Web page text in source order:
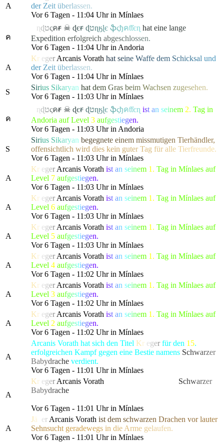
A
der Zeit überlassen.
Vor 6 Tagen - 11:04 Uhr in Mínlaes
ค
ɳɖטςคꞧ ☠ ɖєꞧ ɖטɳӄɭє ֆςђคƭƭєɳ hat eine lange
Expedition erfolgreich abgeschlossen.
Vor 6 Tagen - 11:04 Uhr in Andoria
A
Kr eger Arcanis Vorath hat seine Waffe dem Schicksal und
der Zeit überlassen.
Vor 6 Tagen - 11:04 Uhr in Mínlaes
S
Sirius Sikaryan hat dem Gras beim Wachsen zugesehen.
Vor 6 Tagen - 11:03 Uhr in Mínlaes
ค
ɳɖטςคꞧ ☠ ɖєꞧ ɖטɳӄɭє ֆςђคƭƭєɳ ist an seinem 2. Tag in
Andoria auf Level 3 aufgestiegen.
Vor 6 Tagen - 11:03 Uhr in Andoria
S
Sirius Sikaryan begegnete einem missmutigen Tierhändler,
offensichtlich wird dies kein guter Tag für alle Tierfreunde.
Vor 6 Tagen - 11:03 Uhr in Mínlaes
A
Kr eger Arcanis Vorath ist an seinem 1. Tag in Mínlaes auf
Level 7 aufgestiegen.
Vor 6 Tagen - 11:03 Uhr in Mínlaes
A
Kr eger Arcanis Vorath ist an seinem 1. Tag in Mínlaes auf
Level 6 aufgestiegen.
Vor 6 Tagen - 11:03 Uhr in Mínlaes
A
Kr eger Arcanis Vorath ist an seinem 1. Tag in Mínlaes auf
Level 5 aufgestiegen.
Vor 6 Tagen - 11:03 Uhr in Mínlaes
A
Kr eger Arcanis Vorath ist an seinem 1. Tag in Mínlaes auf
Level 4 aufgestiegen.
Vor 6 Tagen - 11:02 Uhr in Mínlaes
A
Kr eger Arcanis Vorath ist an seinem 1. Tag in Mínlaes auf
Level 3 aufgestiegen.
Vor 6 Tagen - 11:02 Uhr in Mínlaes
A
Kr eger Arcanis Vorath ist an seinem 1. Tag in Mínlaes auf
Level 2 aufgestiegen.
Vor 6 Tagen - 11:02 Uhr in Mínlaes
A
Arcanis Vorath hat sich den Titel Kr eger für den 15.
erfolgreichen Kampf gegen eine Bestie namens Schwarzer
Babydrache verdient.
Vor 6 Tagen - 11:01 Uhr in Mínlaes
A
Kr eger Arcanis Vorath Schwarzer
Babydrache
Vor 6 Tagen - 11:01 Uhr in Mínlaes
A
Jä er Arcanis Vorath ist dem schwarzen Drachen vor lauter
Sehnsucht geradewegs in die Arme gelaufen.
Vor 6 Tagen - 11:01 Uhr in Mínlaes